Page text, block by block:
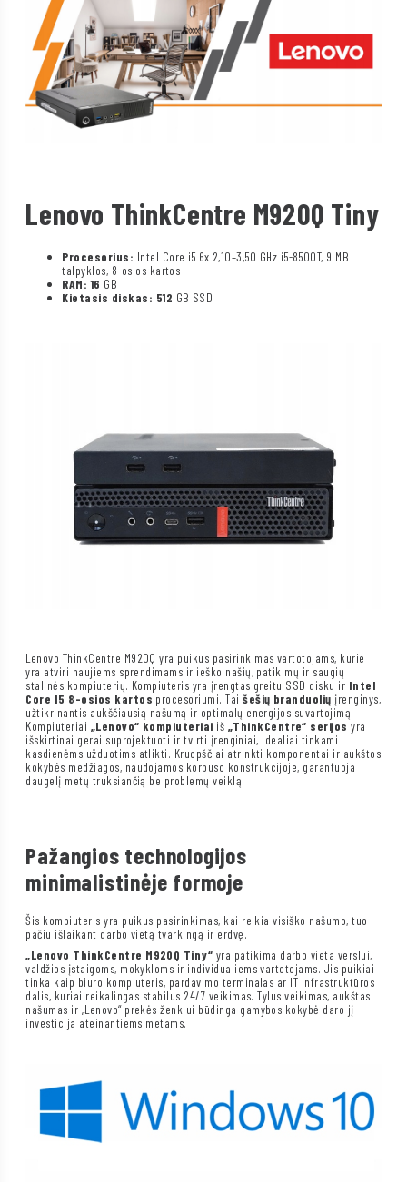
Lenovo ThinkCentre M920Q Tiny
Procesorius: Intel Core i5 6x 2,10–3,50 GHz i5-8500T, 9 MB
talpyklos, 8-osios kartos
RAM: 16 GB
Kietasis diskas: 512 GB SSD
Lenovo ThinkCentre M920Q yra puikus pasirinkimas vartotojams, kurie
yra atviri naujiems sprendimams ir ieško našių, patikimų ir saugių
stalinės kompiuterių. Kompiuteris yra įrengtas greitu SSD disku ir Intel
Core I5 8-osios kartos procesoriumi. Taišešių branduolių įrenginys,
užtikrinantis aukščiausią našumą ir optimalų energijos suvartojimą.
Kompiuteriai „Lenovo“ kompiuteriai iš „ThinkCentre“ serijos yra
išskirtinai gerai suprojektuoti ir tvirti įrenginiai, idealiai tinkami
kasdienėms užduotims atlikti. Kruopščiai atrinkti komponentai ir aukštos
kokybės medžiagos, naudojamos korpuso konstrukcijoje, garantuoja
daugelį metų truksiančią be problemų veiklą.
Pažangios technologijos
minimalistinėje formoje
Šis kompiuteris yra puikus pasirinkimas, kai reikia visiško našumo, tuo
pačiu išlaikant darbo vietą tvarkingą ir erdvę.
„Lenovo ThinkCentre M920Q Tiny“ yra patikima darbo vieta verslui,
valdžios įstaigoms, mokykloms ir individualiems vartotojams. Jis puikiai
tinka kaip biuro kompiuteris, pardavimo terminalas ar IT infrastruktūros
dalis, kuriai reikalingas stabilus 24/7 veikimas. Tylus veikimas, aukštas
našumas ir „Lenovo“ prekės ženklui būdinga gamybos kokybė daro jį
investicija ateinantiems metams.